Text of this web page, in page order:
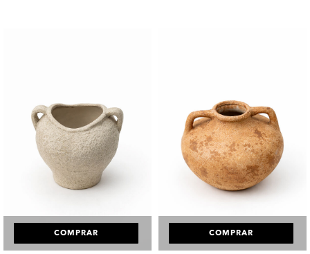
COMPRAR COMPRAR